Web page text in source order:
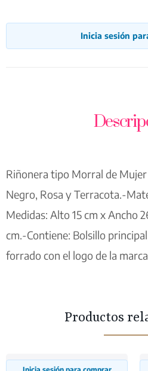
Inicia sesión
Riñonera tipo Morral de
Negro, Rosa y Terracota.-
Medidas: Alto 15 cm x Ancho
cm.-Contiene: Bolsillo
forrado con el logo de la
Productos